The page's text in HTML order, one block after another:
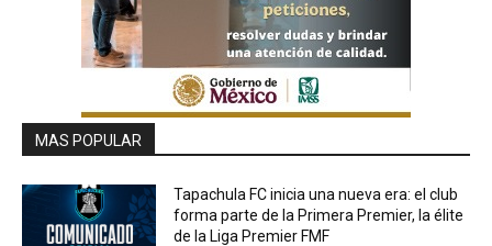
MAS POPULAR
Tapachula FC inicia una nueva era: el club
forma parte de la Primera Premier, la élite
de la Liga Premier FMF